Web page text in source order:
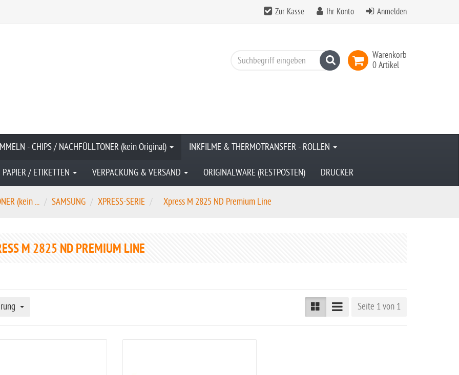
Zur Kasse Ihr Konto Anmelden
Warenkorb
0 Artikel
Suchen
- CHIPS / NACHFÜLLTONER (kein Original) INKFILME & THERMOTRANSFER - ROLLEN
PAPIER / ETIKETTEN VERPACKUNG & VERSAND ORIGINALWARE (RESTPOSTEN) DRUCKER
(kein ... SAMSUNG XPRESS-SERIE Xpress M 2825 ND Premium Line
M 2825 ND PREMIUM LINE
Seite 1 von 1